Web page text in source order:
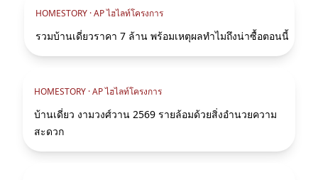
HOMESTORY ·AP ไฮไลท์โครงการ
รวมบ้านเดี่ยวราคา 7 ล้าน พร้อมเหตุผลทำไมถึงน่าซื้อตอนนี้
HOMESTORY ·AP ไฮไลท์โครงการ
บ้านเดี่ยว งามวงศ์วาน 2569 รายล้อมด้วยสิ่งอำนวยความ
สะดวก